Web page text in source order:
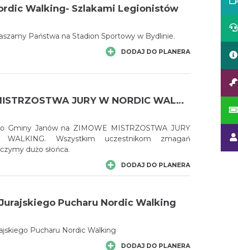
Walking- Szlakami Legionistów
Państwa na Stadion Sportowy w Bydlinie.
DODAJ DO PLANERA
ZIMOWE MISTRZOSTWA JURY W NORDIC WALKING 28.01.2017.
Gminy Janów na ZIMOWE MISTRZOSTWA JURY
Wszystkim uczestnikom zmagań
dużo słońca.
DODAJ DO PLANERA
Pucharu Nordic Walking
Pucharu Nordic Walking
DODAJ DO PLANERA